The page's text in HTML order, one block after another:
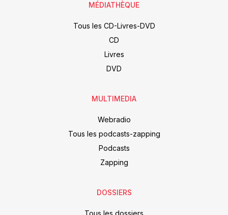
MÉDIATHÈQUE
Tous les CD-Livres-DVD
CD
Livres
DVD
MULTIMEDIA
Webradio
Tous les podcasts-zapping
Podcasts
Zapping
DOSSIERS
Tous les dossiers